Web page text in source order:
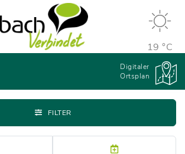
19 °C
Digitaler
Ortsplan
FILTER